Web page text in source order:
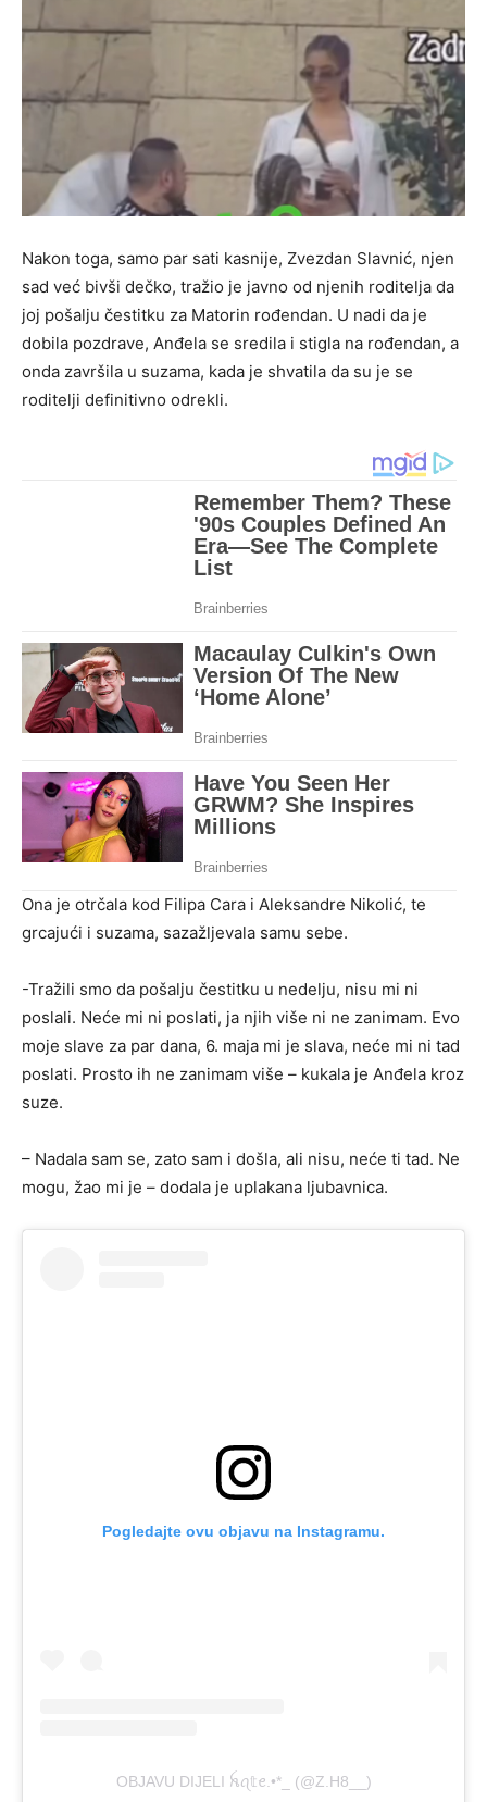
Nakon toga, samo par sati kasnije, Zvezdan Slavnić, njen
sad već bivši dečko, tražio je javno od njenih roditelja da
joj pošalju čestitku za Matorin rođendan. U nadi da je
dobila pozdrave, Anđela se sredila i stigla na rođendan, a
onda završila u suzama, kada je shvatila da su je se
roditelji definitivno odrekli.
Ona je otrčala kod Filipa Cara i Aleksandre Nikolić, te
grcajući i suzama, sazažljevala samu sebe.
-Tražili smo da pošalju čestitku u nedelju, nisu mi ni
poslali. Neće mi ni poslati, ja njih više ni ne zanimam. Evo
moje slave za par dana, 6. maja mi je slava, neće mi ni tad
poslati. Prosto ih ne zanimam više – kukala je Anđela kroz
suze.
– Nadala sam se, zato sam i došla, ali nisu, neće ti tad. Ne
mogu, žao mi je – dodala je uplakana ljubavnica.
Pogledajte ovu objavu na Instagramu.
OBJAVU DIJELI ꫝꪖ𝕥ꫀ.•*_ (@Z.H8__)